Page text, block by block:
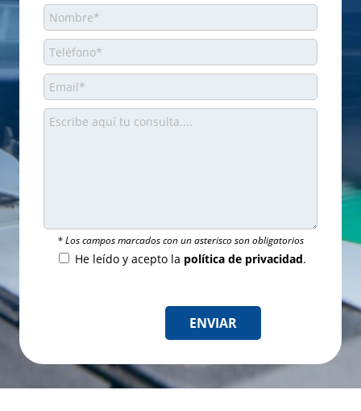
* Los campos marcados con un asterisco son obligatorios
He leído y acepto la política de privacidad.